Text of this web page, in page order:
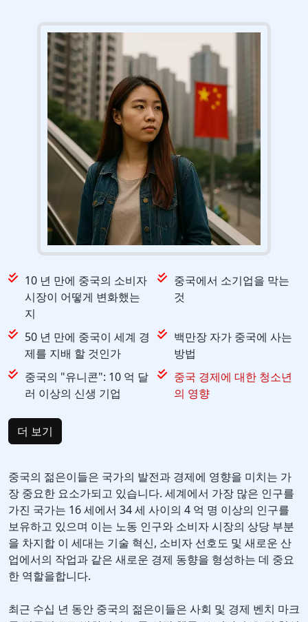
10 년 만에 중국의 소비자
시장이 어떻게 변화했는
지
중국에서 소기업을 막는
것
50 년 만에 중국이 세계 경
제를 지배 할 것인가
백만장 자가 중국에 사는
방법
중국의 "유니콘": 10 억 달
러 이상의 신생 기업
중국 경제에 대한 청소년
의 영향
더 보기
중국의 젊은이들은 국가의 발전과 경제에 영향을 미치는 가
장 중요한 요소가되고 있습니다. 세계에서 가장 많은 인구를
가진 국가는 16 세에서 34 세 사이의 4 억 명 이상의 인구를
보유하고 있으며 이는 노동 인구와 소비자 시장의 상당 부분
을 차지합 이 세대는 기술 혁신, 소비자 선호도 및 새로운 산
업에서의 작업과 같은 새로운 경제 동향을 형성하는 데 중요
한 역할을합니다.
최근 수십 년 동안 중국의 젊은이들은 사회 및 경제 벤치 마크